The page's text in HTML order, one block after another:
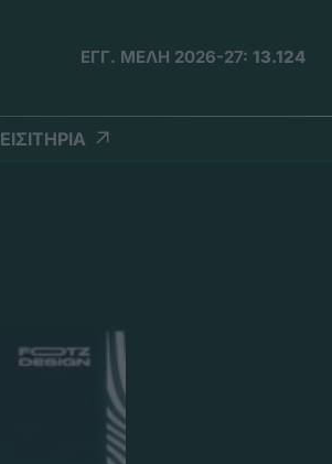
ΕΓΓ. ΜΕΛΗ 2026-27: 13.124
ΕΙΣΙΤΗΡΙΑ